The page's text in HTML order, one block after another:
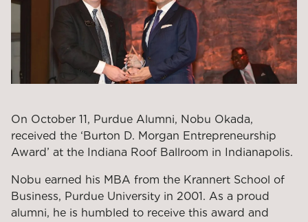
On October 11, Purdue Alumni, Nobu Okada,
received the ‘Burton D. Morgan Entrepreneurship
Award’ at the Indiana Roof Ballroom in Indianapolis.
Nobu earned his MBA from the Krannert School of
Business, Purdue University in 2001. As a proud
alumni, he is humbled to receive this award and